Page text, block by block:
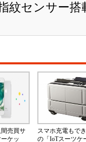
紋センサー
売買サ
ケッ
スマホ充電もで
の「IoTスーツケ